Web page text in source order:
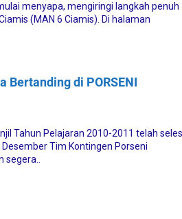
menyapa, mengiringi langkah penuh
(MAN 6 Ciamis). Di halaman
Bertanding di PORSENI
Tahun Pelajaran 2010-2011 telah
Tim Kontingen Porseni